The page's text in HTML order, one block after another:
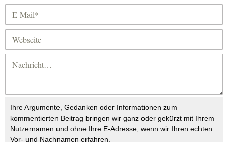
Ihre Argumente, Gedanken oder Informationen zum
kommentierten Beitrag bringen wir ganz oder gekürzt mit Ihrem
Nutzernamen und ohne Ihre E-Adresse, wenn wir Ihren echten
Vor- und Nachnamen erfahren.